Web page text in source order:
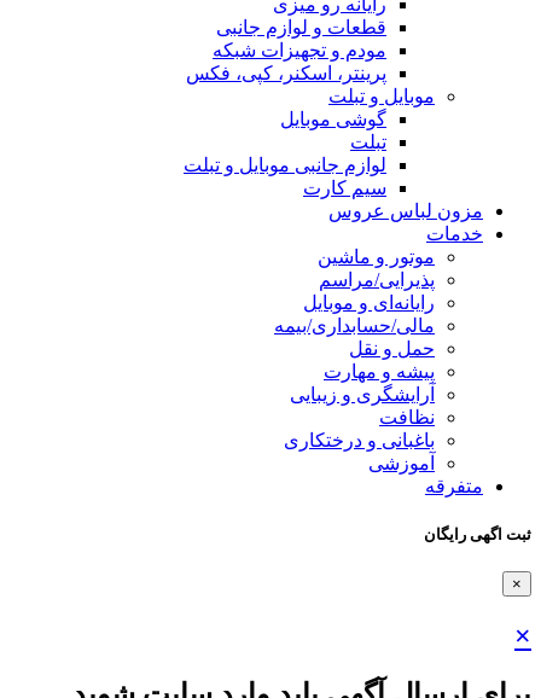
رایانه رو میزی
قطعات و لوازم جانبی
مودم و تجهیزات شبکه
پرینتر، اسکنر، کپی، فکس
موبایل و تبلت
گوشی موبایل
تبلت
لوازم جانبی موبایل و تبلت
سیم کارت
مزون لباس عروس
خدمات
موتور و ماشین
پذیرایی/مراسم
رایانه‌ای و موبایل
مالی/حسابداری/بیمه
حمل و نقل
پیشه و مهارت
آرایشگری و زیبایی
نظافت
باغبانی و درختکاری
آموزشی
متفرقه
ثبت اگهی رایگان
×
×